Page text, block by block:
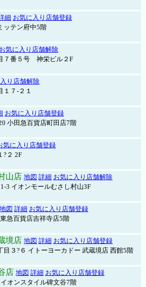
細 お気に入り店舗登録
ッテン府中5階
お気に入り店舗解除
７番５号 神栄ビル２F
り店舗解除
１７-２１
お気に入り店舗登録
小田急百貨店町田店7階
気に入り店舗登録
?２ 2F
山店 地図 詳細 お気に入り店舗解除
3 イオンモールむさし村山3F
地図 詳細 お気に入り店舗登録
急百貨店吉祥寺店5階
境店 地図 詳細 お気に入り店舗登録
３?６ イトーヨーカドー 武蔵境店 西館5階
店 地図 詳細 お気に入り店舗登録
オンスタイル碑文谷7階